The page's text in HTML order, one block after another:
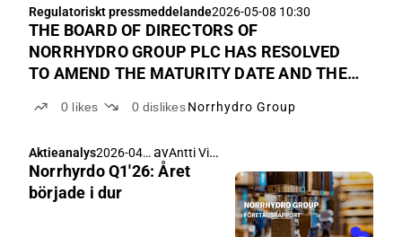
Regulatoriskt pressmeddelande2026-05-08 10:30
THE BOARD OF DIRECTORS OF
NORRHYDRO GROUP PLC HAS RESOLVED
TO AMEND THE MATURITY DATE AND THE
COMPANY’S EUR 1.5 MILLION
0 likes 0 dislikes Norrhydro Group
Aktieanalys2026-04-
23 04:10
av Antti Viljakainen
Norrhyrdo Q1'26: Året
började i dur